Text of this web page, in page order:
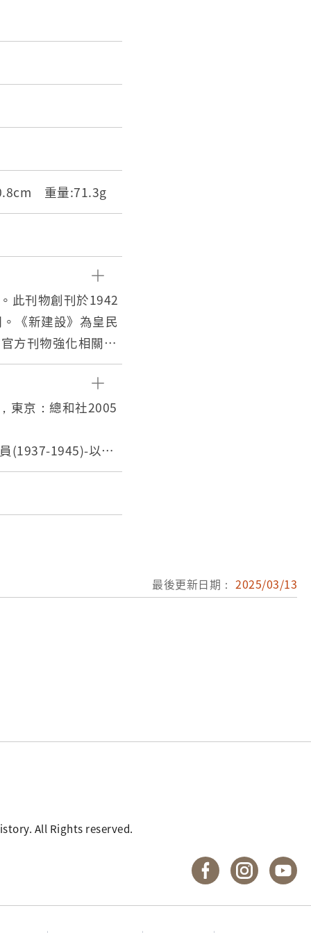
重量:71.3g
此刊物創刊於1942
《新建設》為皇民
方刊物強化相關論
畫作品達32則。
海報宣傳分析，以
東京：總和社2005
(1937-1945)-以漫
系碩士論文，201
最後更新日期： 2025/03/13
All Rights reserved.
國立臺灣歷史博
國立臺灣